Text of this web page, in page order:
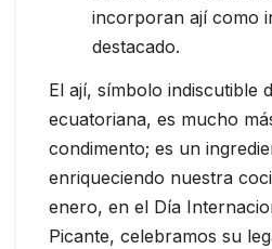
incorporan ají como
destacado.
El ají, símbolo indiscutible
ecuatoriana, es mucho
condimento; es un
enriqueciendo nuestra
enero, en el Día
Picante, celebramos su